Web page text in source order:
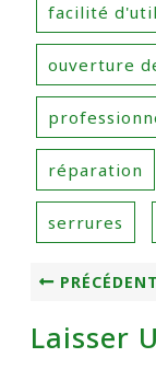
facilité
ouverture
réparation
serrures
PRÉCÉDENT
Laisser